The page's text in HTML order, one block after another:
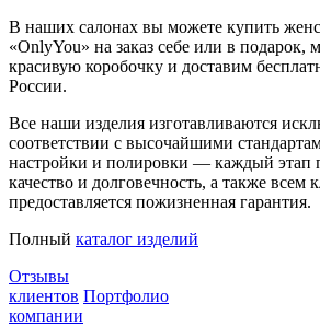
В наших салонах вы можете купить
«OnlyYou» на заказ себе или в подарок,
красивую коробочку и доставим
России.
Все наши изделия изготавливаются
соответствии с высочайшими
настройки и полировки — каждый этап
качество и долговечность, а также всем
предоставляется пожизненная гарантия.
Полный каталог изделий
Отзывы
клиентов Портфолио
компании